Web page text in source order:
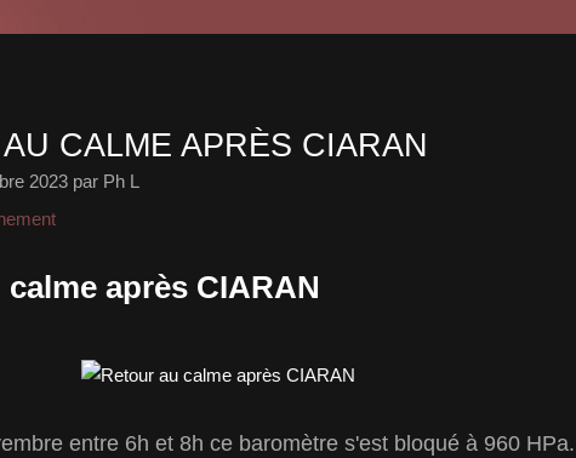
CALME APRÈS CIARAN
2023 par Ph L
après CIARAN
entre 6h et 8h ce baromètre s'est bloqué à 960 HPa.